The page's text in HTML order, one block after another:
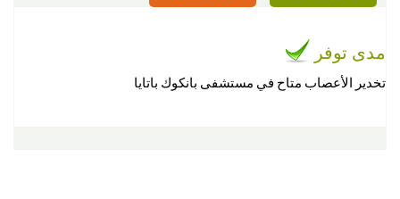
مدى توفر
تخدير الأعصاب متاح في مستشفى بانكوك باتايا